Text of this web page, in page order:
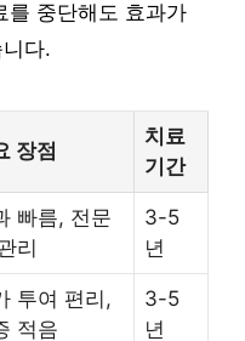
를 중단해도 효과가
다.
장점
치료
기간
빠름, 전문
리
3-5
년
투여 편리,
적음
3-5
년